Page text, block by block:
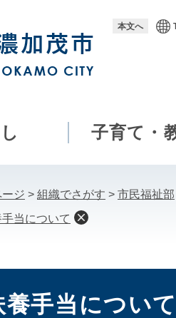
本文へ
子育て・
ージ > 組織でさがす > 市民福祉部
手当について
養手当について